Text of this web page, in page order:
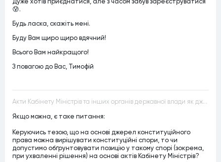
😰.
Будь ласка, скажіть мені.
Буду Вам щиро щиро вдячний!
Всього Вам найкращого!
З повагою до Вас, Тимофій
Акти Кабінету Міністрів та інших органів державної влади як джерела конституційного права
Якщо можна, є таке питання:
Керуючись тезою, що на основі джерел конституційного
права можна вирішувати конституційні спори, то чи
допустимо обґрунтовувати позицію у такому спорі (зокрема,
при ухваленні рішення) на основі актів Кабінету Міністрів?